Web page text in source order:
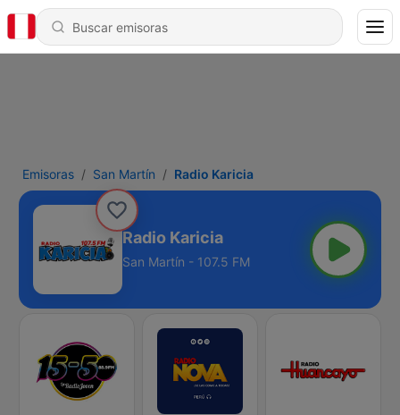
Emisoras San Martín Radio Karicia
Radio Karicia
San Martín - 107.5 FM